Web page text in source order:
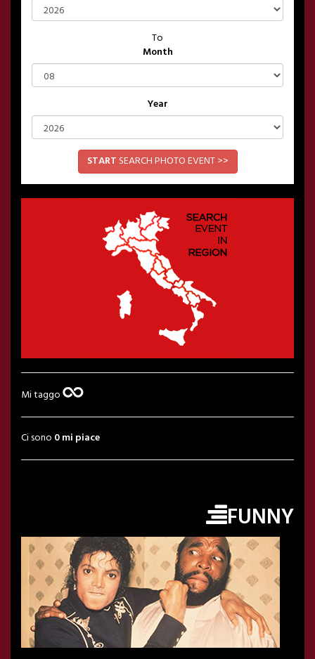
To
Month
Year
START SEARCH PHOTO EVENT >>
Mi taggo
Ci sono 0 mi piace
FUNNY